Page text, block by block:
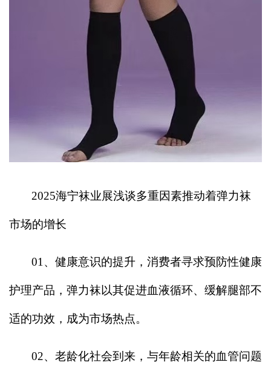
2025海宁袜业展浅谈多重因素推动着弹力袜
市场的增长
01 、健康意识的提升，消费者寻求预防性健康
护理产品，弹力袜以其促进血液循环、缓解腿部不
适的功效，成为市场热点。
02、老龄化社会到来，与年龄相关的血管问题